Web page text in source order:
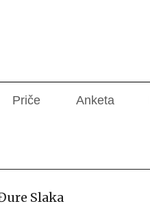
Priče Anketa
Slaka